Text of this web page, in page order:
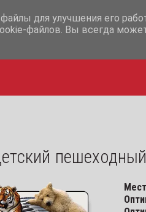
+7-995-
для улучшения его
файлов. Вы всегда